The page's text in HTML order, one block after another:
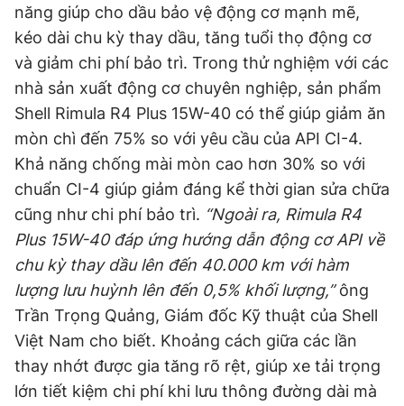
năng giúp cho dầu bảo vệ động cơ mạnh mẽ,
kéo dài chu kỳ thay dầu, tăng tuổi thọ động cơ
và giảm chi phí bảo trì. Trong thử nghiệm với các
nhà sản xuất động cơ chuyên nghiệp, sản phẩm
Shell Rimula R4 Plus 15W-40 có thể giúp giảm ăn
mòn chì đến 75% so với yêu cầu của API CI-4.
Khả năng chống mài mòn cao hơn 30% so với
chuẩn CI-4 giúp giảm đáng kể thời gian sửa chữa
cũng như chi phí bảo trì. “Ngoài ra, Rimula R4
Plus 15W-40 đáp ứng hướng dẫn động cơ API về
chu kỳ thay dầu lên đến 40.000 km với hàm
lượng lưu huỳnh lên đến 0,5% khối lượng,”ông
Trần Trọng Quảng, Giám đốc Kỹ thuật của Shell
Việt Nam cho biết. Khoảng cách giữa các lần
thay nhớt được gia tăng rõ rệt, giúp xe tải trọng
lớn tiết kiệm chi phí khi lưu thông đường dài mà